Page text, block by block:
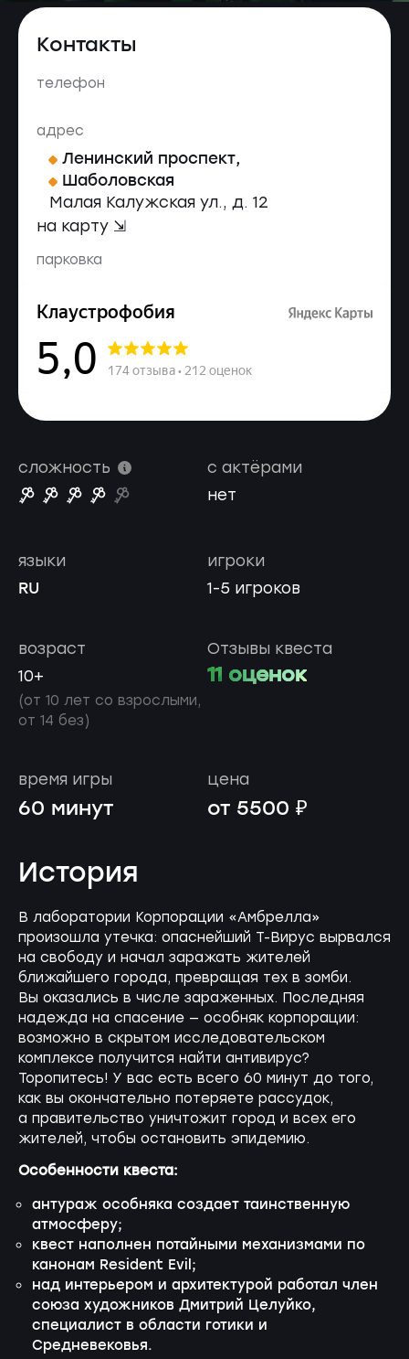
Контакты
телефон
адрес
Ленинский проспект,
Шаболовская
Малая Калужская ул., д. 12
на карту ⇲
парковка
сложность
с актёрами
нет
игроки
1-5 игроков
языки
RU
возраст
10+
(от 10 лет со взрослыми,
от 14 без)
Отзывы квеста
11 оценок
время игры
60 минут
цена
от 5500 ₽
История
В лаборатории Корпорации «Амбрелла»
произошла утечка: опаснейший Т-Вирус вырвался
на свободу и начал заражать жителей
ближайшего города, превращая тех в зомби.
Вы оказались в числе зараженных. Последняя
надежда на спасение — особняк корпорации:
возможно в скрытом исследовательском
комплексе получится найти антивирус?
Торопитесь! У вас есть всего 60 минут до того,
как вы окончательно потеряете рассудок,
а правительство уничтожит город и всех его
жителей, чтобы остановить эпидемию.
Особенности квеста:
антураж особняка создает таинственную
атмосферу;
квест наполнен потайными механизмами по
канонам Resident Evil;
над интерьером и архитектурой работал член
союза художников Дмитрий Целуйко,
специалист в области готики и
Средневековья.